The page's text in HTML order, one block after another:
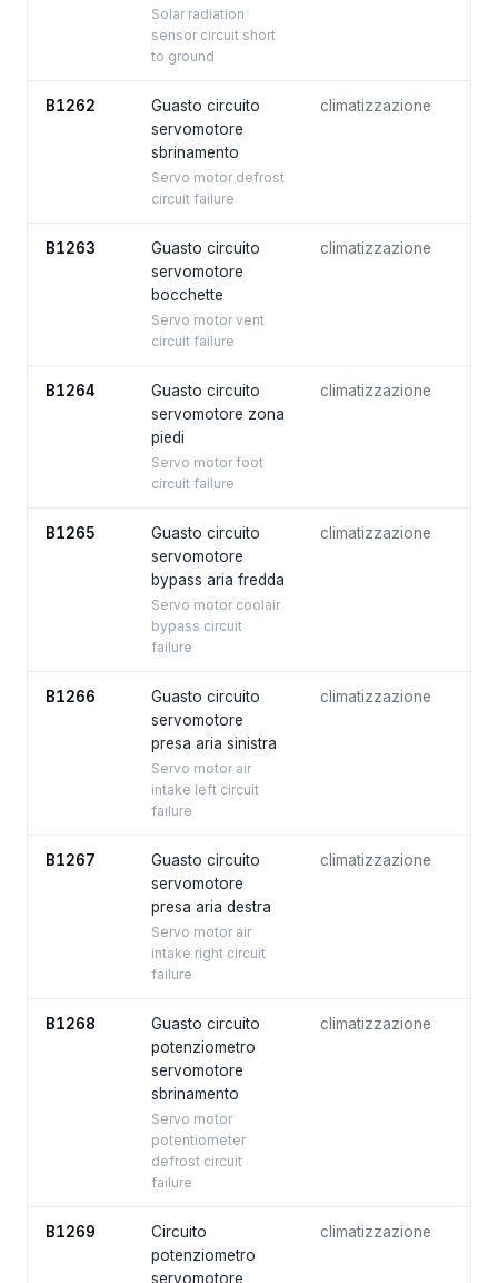
Solar radiation
sensor circuit short
to ground
B1262
Guasto circuito
servomotore
sbrinamento
Servo motor defrost
circuit failure
climatizzazione
B1263
Guasto circuito
servomotore
bocchette
Servo motor vent
circuit failure
climatizzazione
B1264
Guasto circuito
servomotore zona
piedi
Servo motor foot
circuit failure
climatizzazione
B1265
Guasto circuito
servomotore
bypass aria fredda
Servo motor coolair
bypass circuit
failure
climatizzazione
B1266
Guasto circuito
servomotore
presa aria sinistra
Servo motor air
intake left circuit
failure
climatizzazione
B1267
Guasto circuito
servomotore
presa aria destra
Servo motor air
intake right circuit
failure
climatizzazione
B1268
Guasto circuito
potenziometro
servomotore
sbrinamento
Servo motor
potentiometer
defrost circuit
failure
climatizzazione
B1269
Circuito
potenziometro
servomotore
climatizzazione